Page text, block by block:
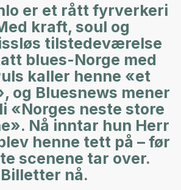
er et rått fyrverkeri
kraft, soul og
tilstedeværelse
blues-Norge med
kaller henne «et
og Bluesnews mener
«Norges neste store
Nå inntar hun Herr
henne tett på – før
scenene tar over.
Billetter nå.